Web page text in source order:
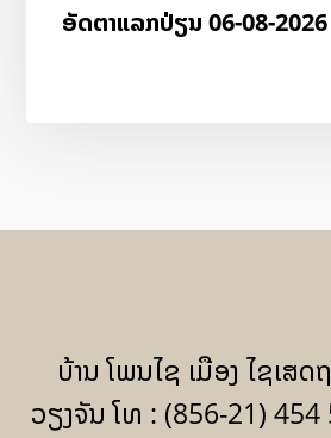
ອັດ​ຕາ​ແລກ​ປ່ຽນ 06-08-2026
ບ້ານ ໂພນໄຊ ເມືອງ ໄຊເສ
ວຽງຈັນ ໂທ : (856-21)